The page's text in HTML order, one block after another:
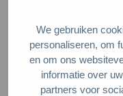
We gebruiken
personaliseren, om
en om ons
informatie over
partners voor
Wie zijn wij?
Over ons
Stel je vraag